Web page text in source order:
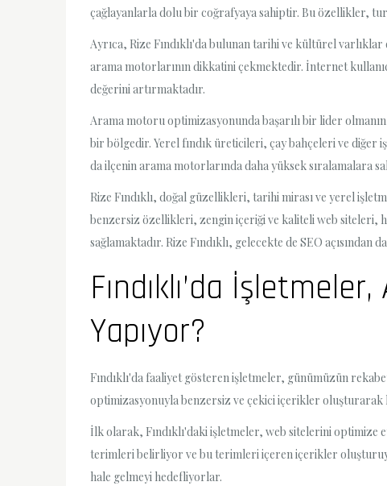
çağlayanlarla dolu bir coğrafyaya sahiptir. Bu özellikler,
Ayrıca, Rize Fındıklı'da bulunan tarihi ve kültürel
arama motorlarının dikkatini çekmektedir. İnternet
değerini artırmaktadır.
Arama motoru optimizasyonunda başarılı bir lider
bir bölgedir. Yerel fındık üreticileri, çay bahçeleri ve diğer
da ilçenin arama motorlarında daha yüksek sıralamalara
Rize Fındıklı, doğal güzellikleri, tarihi mirası ve yerel
benzersiz özellikleri, zengin içeriği ve kaliteli web siteleri,
sağlamaktadır. Rize Fındıklı, gelecekte de SEO açısından
Fındıklı’da
Yapıyor?
Fındıklı'da faaliyet gösteren işletmeler, günümüzün
optimizasyonuyla benzersiz ve çekici içerikler oluşturarak
İlk olarak, Fındıklı'daki işletmeler, web sitelerini optimize
terimleri belirliyor ve bu terimleri içeren içerikler
hale gelmeyi hedefliyorlar.